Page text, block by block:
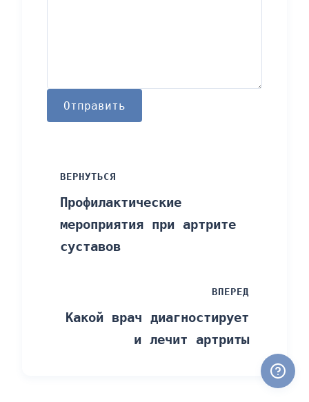
Отправить
ВЕРНУТЬСЯ
Профилактические
мероприятия при артрите
суставов
ВПЕРЕД
Какой врач диагностирует
и лечит артриты